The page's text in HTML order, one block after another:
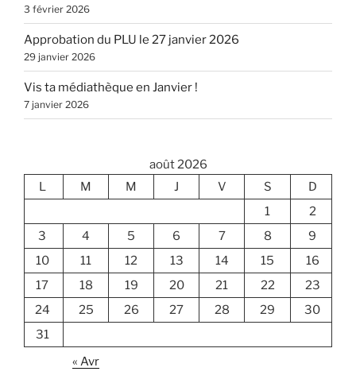
3 février 2026
Approbation du PLU le 27 janvier 2026
29 janvier 2026
Vis ta médiathèque en Janvier !
7 janvier 2026
août 2026
L
M M J V S
D
1
2
3
4 5 6 7 8
9
10
11 12 13 14 15
16
17
18 19 20 21 22
23
24
25 26 27 28 29
30
31
« Avr